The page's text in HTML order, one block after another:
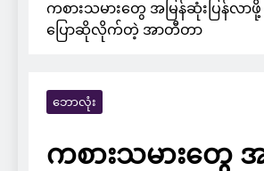
ကစားသမားတွေ အမြန်ဆုံးပြန်လာ
ပြောဆိုလိုက်တဲ့ အာတီတာ
ဘောလုံး
ကစားသမားတွေ အ